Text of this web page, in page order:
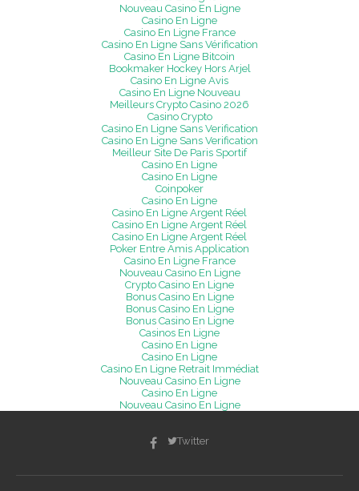
Nouveau Casino En Ligne
Casino En Ligne
Casino En Ligne France
Casino En Ligne Sans Vérification
Casino En Ligne Bitcoin
Bookmaker Hockey Hors Arjel
Casino En Ligne Avis
Casino En Ligne Nouveau
Meilleurs Crypto Casino 2026
Casino Crypto
Casino En Ligne Sans Verification
Casino En Ligne Sans Verification
Meilleur Site De Paris Sportif
Casino En Ligne
Casino En Ligne
Coinpoker
Casino En Ligne
Casino En Ligne Argent Réel
Casino En Ligne Argent Réel
Casino En Ligne Argent Réel
Poker Entre Amis Application
Casino En Ligne France
Nouveau Casino En Ligne
Crypto Casino En Ligne
Bonus Casino En Ligne
Bonus Casino En Ligne
Bonus Casino En Ligne
Casinos En Ligne
Casino En Ligne
Casino En Ligne
Casino En Ligne Retrait Immédiat
Nouveau Casino En Ligne
Casino En Ligne
Nouveau Casino En Ligne
Twitter